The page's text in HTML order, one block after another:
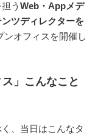
う Web・Appメデ
ツディレクターを
ンオフィスを開催し
」こんなこと
、当日はこんなタ